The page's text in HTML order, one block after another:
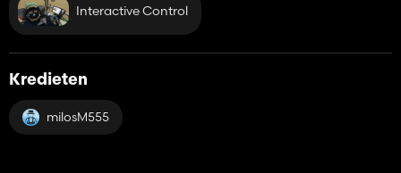
Interactive Control
Kredieten
milosM555